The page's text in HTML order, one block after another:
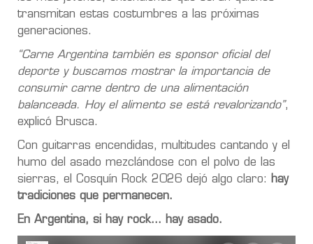
transmitan estas costumbres a las próximas
generaciones.
“Carne Argentina también es sponsor oficial del
deporte y buscamos mostrar la importancia de
consumir carne dentro de una alimentación
balanceada. Hoy el alimento se está revalorizando”,
explicó Brusca.
Con guitarras encendidas, multitudes cantando y el
humo del asado mezclándose con el polvo de las
sierras, el Cosquín Rock 2026 dejó algo claro:
hay
tradiciones que permanecen.
En Argentina, si hay rock… hay asado.